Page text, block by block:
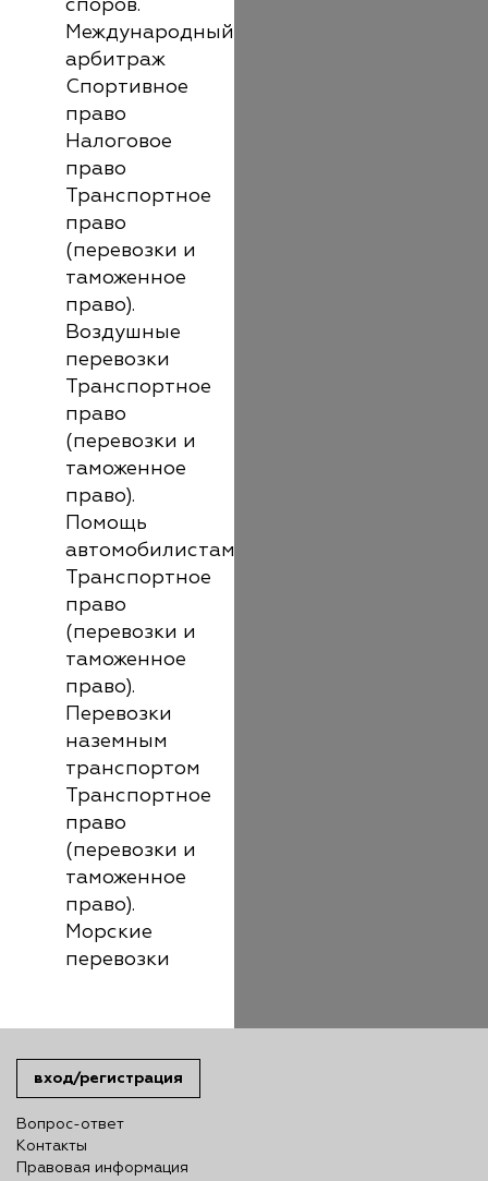
споров.
Международный
арбитраж
Спортивное
право
Налоговое
право
Транспортное
право
(перевозки и
таможенное
право).
Воздушные
перевозки
Транспортное
право
(перевозки и
таможенное
право).
Помощь
автомобилистам
Транспортное
право
(перевозки и
таможенное
право).
Перевозки
наземным
транспортом
Транспортное
право
(перевозки и
таможенное
право).
Морские
перевозки
вход/регистрация
Вопрос-ответ
Контакты
Правовая информация